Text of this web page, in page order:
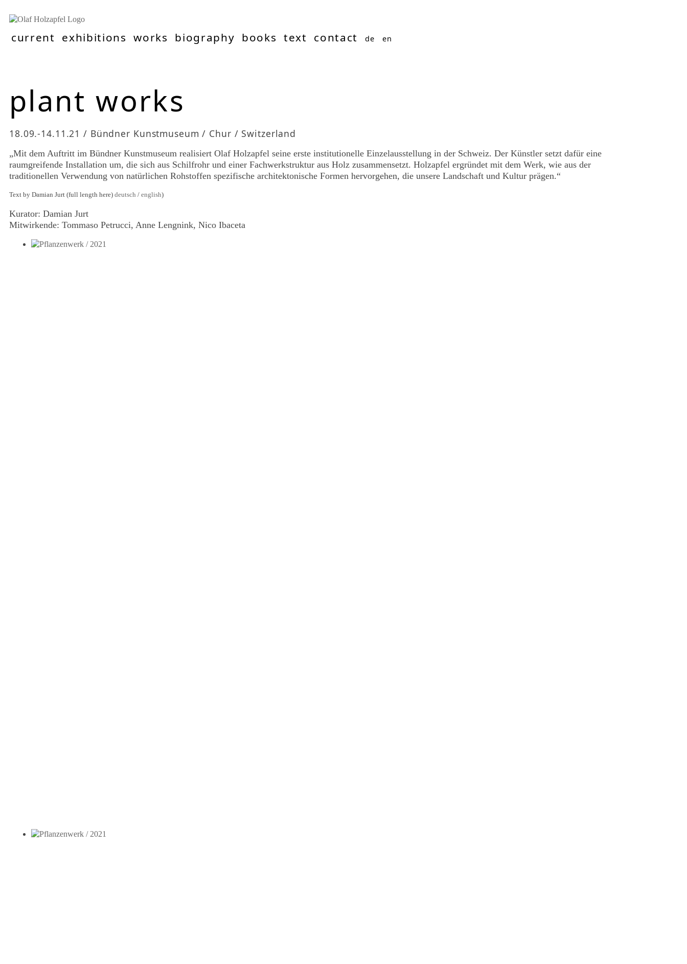
current exhibitions works biography books text contact de en
plant works
18.09.-14.11.21 / Bündner Kunstmuseum / Chur / Switzerland
„Mit dem Auftritt im Bündner Kunstmuseum realisiert Olaf Holzapfel seine erste institutionelle Einzelausstellung in der Schweiz. Der Künstler setzt dafür eine
raumgreifende Installation um, die sich aus Schilfrohr und einer Fachwerkstruktur aus Holz zusammensetzt. Holzapfel ergründet mit dem Werk, wie aus der
traditionellen Verwendung von natürlichen Rohstoffen spezifische architektonische Formen hervorgehen, die unsere Landschaft und Kultur prägen.“
Text by Damian Jurt (full length here) deutsch / english)
Kurator: Damian Jurt
Mitwirkende: Tommaso Petrucci, Anne Lengnink, Nico Ibaceta